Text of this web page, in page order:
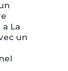
La
un